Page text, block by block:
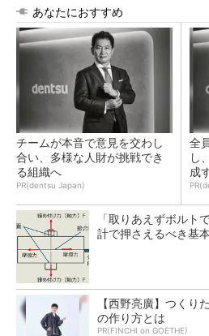
あなたにおすすめ
チームが本音で意見を交わし
合い、多様な人財が挑戦でき
る組織へ
PR(dentsu Japan)
全
し
成
「取りあえずボル
計で押さえるべき基本
【西野亮廣】つくり
の作り方とは
PR(FINCHI on GOETHE)